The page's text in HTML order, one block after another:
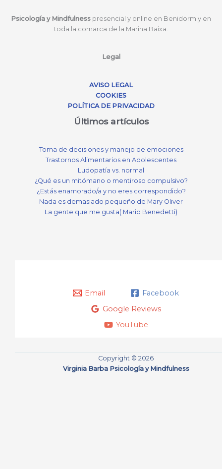
Psicología y Mindfulness presencial y online en Benidorm y en
toda la comarca de la Marina Baixa.
Legal
AVISO LEGAL
COOKIES
POLÍTICA DE PRIVACIDAD
Últimos artículos
Toma de decisiones y manejo de emociones
Trastornos Alimentarios en Adolescentes
Ludopatía vs. normal
¿Qué es un mitómano o mentiroso compulsivo?
¿Estás enamorado/a y no eres correspondido?
Nada es demasiado pequeño de Mary Oliver
La gente que me gusta( Mario Benedetti)
Email
Facebook
Google Reviews
YouTube
Copyright © 2026
Virginia Barba Psicología y Mindfulness